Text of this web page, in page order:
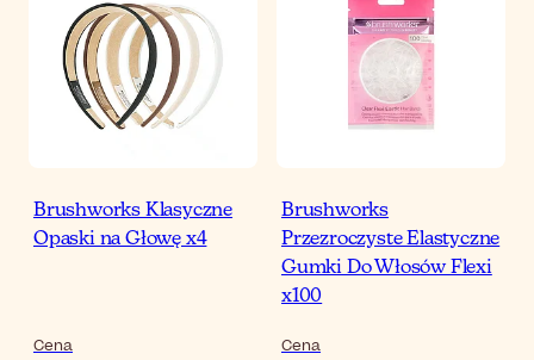
Brushworks Klasyczne
Opaski na Głowę x4
Cena
Brushworks
Przezroczyste Elastyczne
Gumki Do Włosów Flexi
x100
Cena